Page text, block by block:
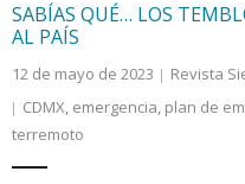
SABÍAS QUÉ… LOS
AL PAÍS
12 de mayo de 2023 Revista
CDMX, emergencia, plan de
terremoto